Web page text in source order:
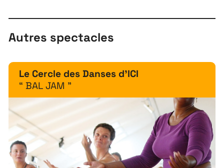
À propos
Projets
Recrutement
Autres spectacles
Le Cercle des Danses d'ICI
“ BAL JAM ”